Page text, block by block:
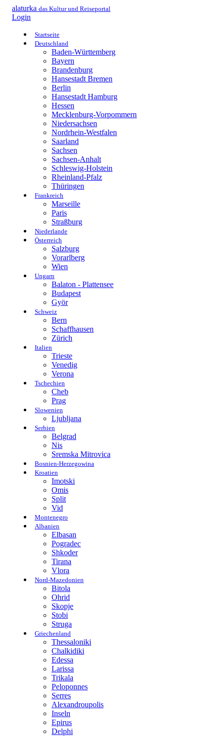
alaturka das Kultur und Reiseportal
Login
Startseite
Deutschland
Baden-Württemberg
Bayern
Brandenburg
Hansestadt Bremen
Berlin
Hansestadt Hamburg
Hessen
Mecklenburg-Vorpommern
Niedersachsen
Nordrhein-Westfalen
Saarland
Sachsen
Sachsen-Anhalt
Schleswig-Holstein
Rheinland-Pfalz
Thüringen
Frankreich
Marseille
Paris
Straßburg
Niederlande
Österreich
Salzburg
Vorarlberg
Wien
Ungarn
Balaton - Plattensee
Budapest
Györ
Schweiz
Bern
Schaffhausen
Zürich
Italien
Trieste
Venedig
Verona
Tschechien
Cheb
Prag
Slowenien
Ljubljana
Serbien
Belgrad
Nis
Sremska Mitrovica
Bosnien-Herzegowina
Kroatien
Imotski
Omis
Split
Vid
Montenegro
Albanien
Elbasan
Pogradec
Shkoder
Tirana
Vlora
Nord-Mazedonien
Bitola
Ohrid
Skopje
Stobi
Struga
Griechenland
Thessaloniki
Chalkidiki
Edessa
Larissa
Trikala
Peloponnes
Serres
Alexandroupolis
Inseln
Epirus
Delphi